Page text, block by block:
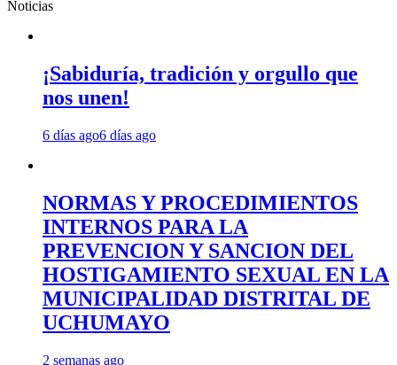
Noticias
¡Sabiduría, tradición y orgullo que
nos unen!
6 días ago6 días ago
NORMAS Y PROCEDIMIENTOS
INTERNOS PARA LA
PREVENCION Y SANCION DEL
HOSTIGAMIENTO SEXUAL EN LA
MUNICIPALIDAD DISTRITAL DE
UCHUMAYO
2 semanas ago